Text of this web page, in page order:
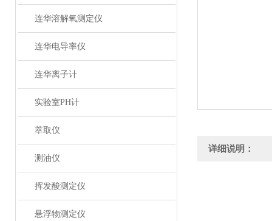
连华溶解氧测定仪
连华电导率仪
连华离子计
实验室PH计
萃取仪
测油仪
挥发酸测定仪
悬浮物测定仪
详细说明：